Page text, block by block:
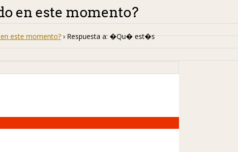
en este momento?
este momento? › Respuesta a: �Qu� est�s